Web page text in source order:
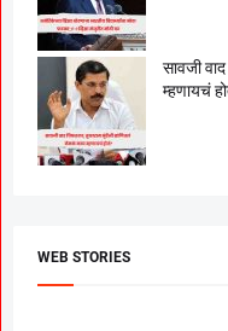
सावजी
म्हणायचं
WEB STORIES